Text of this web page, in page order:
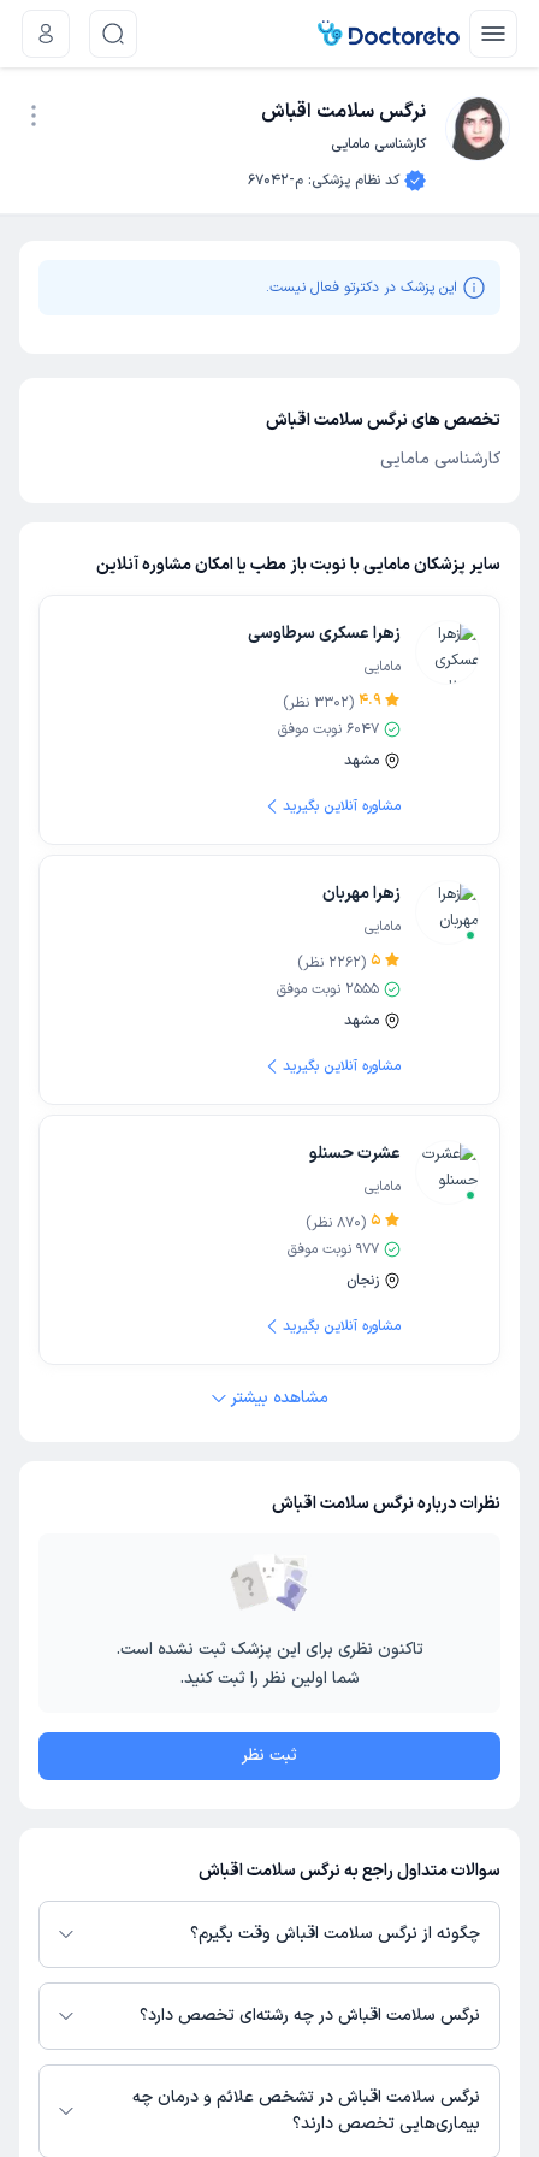
نرگس سلامت اقباش
کارشناسی مامایی
کد نظام پزشکی: م-67042
این پزشک در دکترتو فعال نیست.
تخصص های نرگس سلامت اقباش
کارشناسی مامایی
سایر پزشکان مامایی با نوبت باز مطب یا امکان مشاوره آنلاین
زهرا عسکری سرطاوسی
مامایی
4.9
(
3302 نظر)
6047 نوبت موفق
مشهد
مشاوره آنلاین بگیرید
زهرا مهربان
مامایی
5
(
2262 نظر)
2555 نوبت موفق
مشهد
مشاوره آنلاین بگیرید
عشرت حسنلو
مامایی
5
(
870 نظر)
977 نوبت موفق
زنجان
مشاوره آنلاین بگیرید
مشاهده بیشتر
نظرات درباره نرگس سلامت اقباش
تاکنون نظری برای این پزشک ثبت نشده است.
شما اولین نظر را ثبت کنید.
ثبت نظر
سوالات متداول راجع به نرگس سلامت اقباش
چگونه از نرگس سلامت اقباش وقت بگیرم؟
در صورتی کهنرگس سلامت اقباشدارای پروفایل فعال و نوبت‌دهی باز در پلتفرم
دکترتو باشند، می‌توانید از طریق این پلتفرم برای دریافت نوبت اقدام کنید. در
مطب، شماره تماس، برنامه حضور در مطب، تصاویر پزشک، ساعات کاری و سایر
اطلاعات مرتبط با خدمات پزشکی و نوبت‌گیری ممکن است در پروفایل ایشان در
دکترتو در دسترس باشد
نرگس سلامت اقباش در چه رشته‌ای تخصص دارد؟
نرگس سلامت اقباش در رشته‌های زیر (پیراپزشکی) تخصص دارند:
مامایی
نرگس سلامت اقباش در تشخص علائم و درمان چه
بیماری‌هایی تخصص دارند؟